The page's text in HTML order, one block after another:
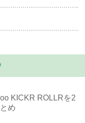
KICKR ROLLRを2
め